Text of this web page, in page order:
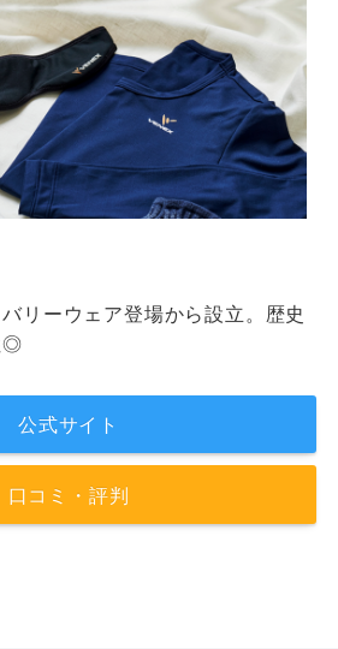
リーウェア登場から設立。歴史
◎
公式サイト
口コミ・評判